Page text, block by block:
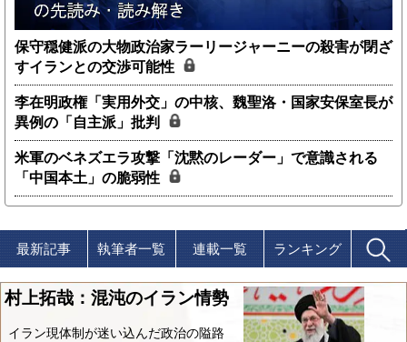
保守穏健派の大物政治家ラーリージャーニーの殺害が閉ざ
すイランとの交渉可能性
李在明政権「実用外交」の中核、魏聖洛・国家安保室長が
異例の「自主派」批判
米軍のベネズエラ攻撃「沈黙のレーダー」で意識される
「中国本土」の脆弱性
最新記事 執筆者一覧 連載一覧 ランキング
村上拓哉：混沌のイラン情勢
イラン現体制が迷い込んだ政治の隘路